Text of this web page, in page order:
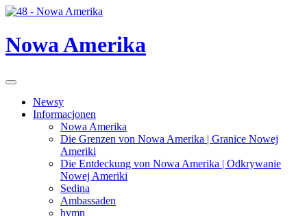
Nowa Amerika
Toggle
navigationNewsy
Informacjonen
Nowa Amerika
Die Grenzen von Nowa Amerika | Granice Nowej
Ameriki
Die Entdeckung von Nowa Amerika | Odkrywanie
Nowej Ameriki
Sedina
Ambassaden
hymn